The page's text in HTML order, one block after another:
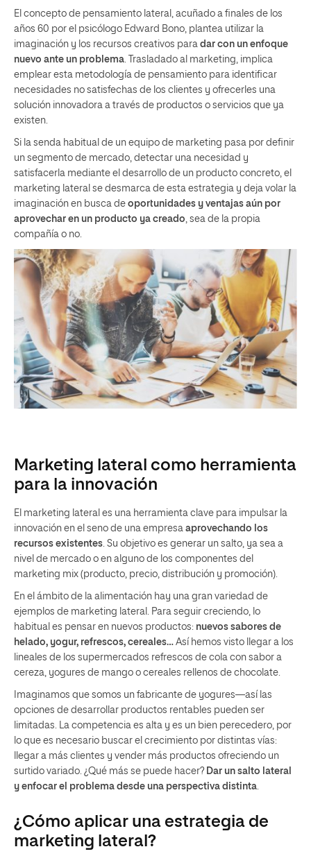
El concepto de pensamiento lateral, acuñado a finales de los
años 60 por el psicólogo Edward Bono, plantea utilizar la
imaginación y los recursos creativos para dar con un enfoque
nuevo ante un problema. Trasladado al marketing, implica
emplear esta metodología de pensamiento para identificar
necesidades no satisfechas de los clientes y ofrecerles una
solución innovadora a través de productos o servicios que ya
existen.
Si la senda habitual de un equipo de marketing pasa por definir
un segmento de mercado, detectar una necesidad y
satisfacerla mediante el desarrollo de un producto concreto, el
marketing lateral se desmarca de esta estrategia y deja volar la
imaginación en busca de oportunidades y ventajas aún por
aprovechar en un producto ya creado, sea de la propia
compañía o no.
Marketing lateral como herramienta
para la innovación
El marketing lateral es una herramienta clave para impulsar la
innovación en el seno de una empresa aprovechando los
recursos existentes . Su objetivo es generar un salto, ya sea a
nivel de mercado o en alguno de los componentes del
marketing mix (producto, precio, distribución y promoción).
En el ámbito de la alimentación hay una gran variedad de
ejemplos de marketing lateral. Para seguir creciendo, lo
habitual es pensar en nuevos productos: nuevos sabores de
helado, yogur, refrescos, cereales… Así hemos visto llegar a los
lineales de los supermercados refrescos de cola con sabor a
cereza, yogures de mango o cereales rellenos de chocolate.
Imaginamos que somos un fabricante de yogures—así las
opciones de desarrollar productos rentables pueden ser
limitadas. La competencia es alta y es un bien perecedero, por
lo que es necesario buscar el crecimiento por distintas vías:
llegar a más clientes y vender más productos ofreciendo un
surtido variado. ¿Qué más se puede hacer? Dar un salto lateral
y enfocar el problema desde una perspectiva distinta
¿Cómo aplicar una estrategia de
marketing lateral?